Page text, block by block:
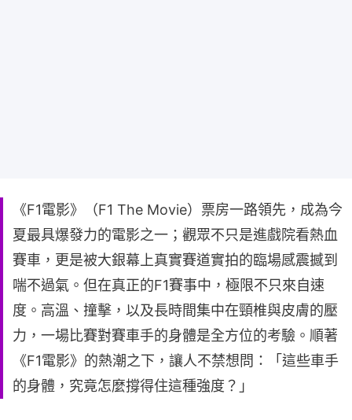
《F1電影》（F1 The Movie）票房一路領先，成為今
夏最具爆發力的電影之一；觀眾不只是進戲院看熱血
賽車，更是被大銀幕上真實賽道實拍的臨場感震撼到
喘不過氣。但在真正的F1賽事中，極限不只來自速
度。高溫、撞擊，以及長時間集中在頸椎與皮膚的壓
力，一場比賽對賽車手的身體是全方位的考驗。順著
《F1電影》的熱潮之下，讓人不禁想問：「這些車手
的身體，究竟怎麼撐得住這種強度？」